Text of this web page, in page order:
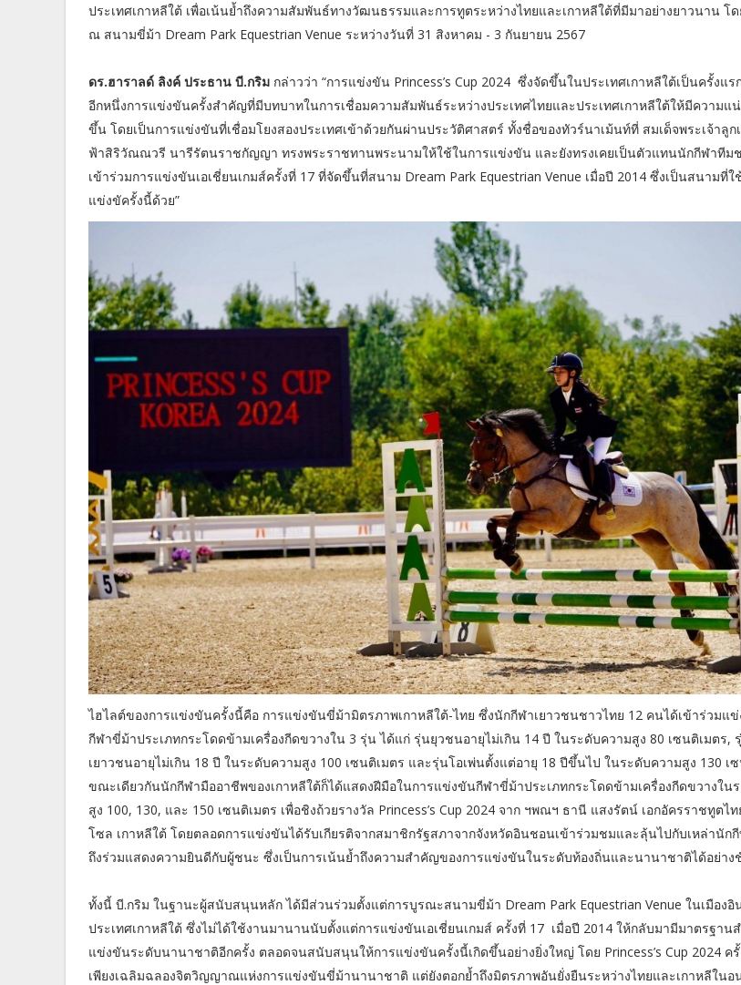
ประเทศเกาหลีใต้ เพื่อเน้นย้ำถึงความสัมพันธ์ทางวัฒนธรรมและการทูตระหว่างไทยและเกาหลีใต้ที่มีมาอย่างยาวนาน โ
ณ สนามขี่ม้า Dream Park Equestrian Venue ระหว่างวันที่ 31 สิงหาคม - 3 กันยายน 2567
ดร.ฮาราลด์ ลิงค์ ประธาน บี.กริม กล่าวว่า “การแข่งขัน Princess’s Cup 2024 ซึ่งจัดขึ้นในประเทศเกาหลีใต้เป็นครั้งแ
อีกหนึ่งการแข่งขันครั้งสำคัญที่มีบทบาทในการเชื่อมความสัมพันธ์ระหว่างประเทศไทยและประเทศเกาหลีใต้ให้มีความแ
ขึ้น โดยเป็นการแข่งขันที่เชื่อมโยงสองประเทศเข้าด้วยกันผ่านประวัติศาสตร์ ทั้งชื่อของทัวร์นาเม้นท์ที่ สมเด็จพระเจ้าลูกเ
ฟ้าสิริวัณณวรี นารีรัตนราชกัญญา ทรงพระราชทานพระนามให้ใช้ในการแข่งขัน และยังทรงเคยเป็นตัวแทนนักกีฬาทีม
เข้าร่วมการแข่งขันเอเชี่ยนเกมส์ครั้งที่ 17 ที่จัดขึ้นที่สนาม Dream Park Equestrian Venue เมื่อปี 2014 ซึ่งเป็นสนามที่ใ
แข่งขัครั้งนี้ด้วย”
ไฮไลต์ของการแข่งขันครั้งนี้คือ การแข่งขันขี่ม้ามิตรภาพเกาหลีใต้-ไทย ซึ่งนักกีฬาเยาวชนชาวไทย 12 คนได้เข้าร่วมแ
กีฬาขี่ม้าประเภทกระโดดข้ามเครื่องกีดขวางใน 3 รุ่น ได้แก่ รุ่นยุวชนอายุไม่เกิน 14 ปี ในระดับความสูง 80 เซนติเมตร,
เยาวชนอายุไม่เกิน 18 ปี ในระดับความสูง 100 เซนติเมตร และรุ่นโอเพ่นตั้งแต่อายุ 18 ปีขึ้นไป ในระดับความสูง 130 เ
ขณะเดียวกันนักกีฬามืออาชีพของเกาหลีใต้ก็ได้แสดงฝีมือในการแข่งขันกีฬาขี่ม้าประเภทกระโดดข้ามเครื่องกีดขวางใน
สูง 100, 130, และ 150 เซนติเมตร เพื่อชิงถ้วยรางวัล Princess’s Cup 2024 จาก ฯพณฯ ธานี แสงรัตน์ เอกอัครราชทูตไ
โซล เกาหลีใต้ โดยตลอดการแข่งขันได้รับเกียรติจากสมาชิกรัฐสภาจากจังหวัดอินชอนเข้าร่วมชมและลุ้นไปกับเหล่านัก
ถึงร่วมแสดงความยินดีกับผู้ชนะ ซึ่งเป็นการเน้นย้ำถึงความสำคัญของการแข่งขันในระดับท้องถิ่นและนานาชาติได้อย่าง
ทั้งนี้ บี.กริม ในฐานะผู้สนับสนุนหลัก ได้มีส่วนร่วมตั้งแต่การบูรณะสนามขี่ม้า Dream Park Equestrian Venue ในเมือง
ประเทศเกาหลีใต้ ซึ่งไม่ได้ใช้งานมานานนับตั้งแต่การแข่งขันเอเชี่ยนเกมส์ ครั้งที่ 17 เมื่อปี 2014 ให้กลับมามีมาตรฐาน
แข่งขันระดับนานาชาติอีกครั้ง ตลอดจนสนับสนุนให้การแข่งขันครั้งนี้เกิดขึ้นอย่างยิ่งใหญ่ โดย Princess’s Cup 2024 ค
เพียงเฉลิมฉลองจิตวิญญาณแห่งการแข่งขันขี่ม้านานาชาติ แต่ยังตอกย้ำถึงมิตรภาพอันยั่งยืนระหว่างไทยและเกาหลีในอ